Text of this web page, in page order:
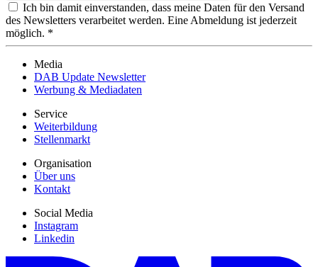
Ich bin damit einverstanden, dass meine Daten für den Versand
des Newsletters verarbeitet werden. Eine Abmeldung ist jederzeit
möglich. *
Media
DAB Update Newsletter
Werbung & Mediadaten
Service
Weiterbildung
Stellenmarkt
Organisation
Über uns
Kontakt
Social Media
Instagram
Linkedin